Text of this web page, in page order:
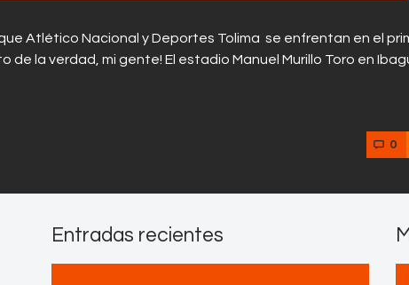
Atlético Nacional y Deportes Tolima se enfrentan en el
de la verdad, mi gente! El estadio Manuel Murillo Toro en
0
Entradas recientes